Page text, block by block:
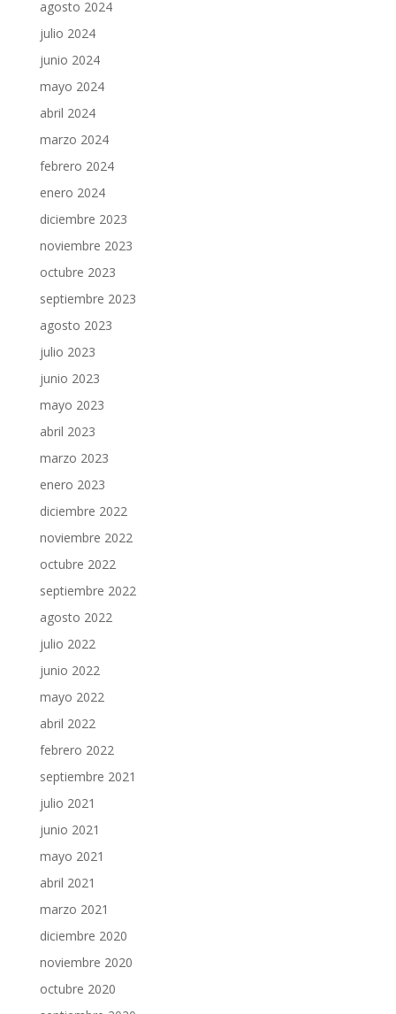
agosto 2024
julio 2024
junio 2024
mayo 2024
abril 2024
marzo 2024
febrero 2024
enero 2024
diciembre 2023
noviembre 2023
octubre 2023
septiembre 2023
agosto 2023
julio 2023
junio 2023
mayo 2023
abril 2023
marzo 2023
enero 2023
diciembre 2022
noviembre 2022
octubre 2022
septiembre 2022
agosto 2022
julio 2022
junio 2022
mayo 2022
abril 2022
febrero 2022
septiembre 2021
julio 2021
junio 2021
mayo 2021
abril 2021
marzo 2021
diciembre 2020
noviembre 2020
octubre 2020